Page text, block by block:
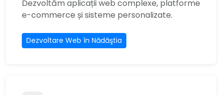
Dezvoltăm aplicații web complexe, platforme
e-commerce și sisteme personalizate.
Dezvoltare Web în Nădăştia